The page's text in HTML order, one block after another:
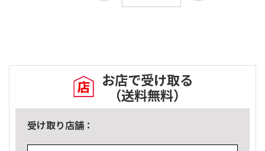
お店で受け取る
（送料無料）
受け取り店舗：